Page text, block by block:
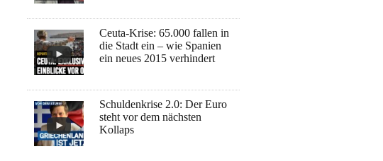
Ceuta-Krise: 65.000 fallen in
die Stadt ein – wie Spanien
ein neues 2015 verhindert
Schuldenkrise 2.0: Der Euro
steht vor dem nächsten
Kollaps